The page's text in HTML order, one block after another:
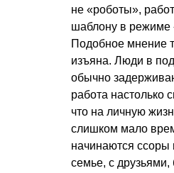
не «роботы»,
шаблону в режиме
Подобное мнение
изъяна. Люди в
обычно
работа настолько
что на личную
слишком мало
начинаются ссоры
семье, с друзьями,